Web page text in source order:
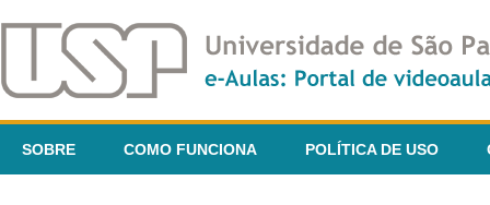
SOBRE COMO FUNCIONA POLÍTICA DE USO